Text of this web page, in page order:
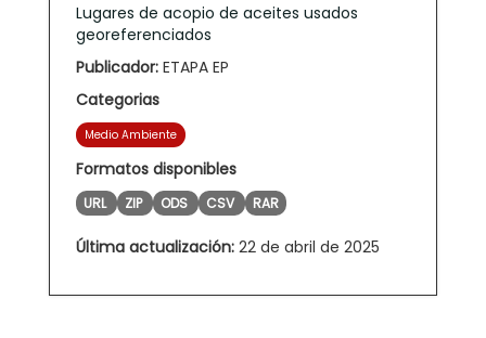
Lugares de acopio de aceites usados
georeferenciados
Publicador: ETAPA EP
Categorias
Medio Ambiente
Formatos disponibles
URL ZIP ODS CSV RAR
Última actualización: 22 de abril de 2025